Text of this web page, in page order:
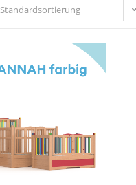
Standardsortierung